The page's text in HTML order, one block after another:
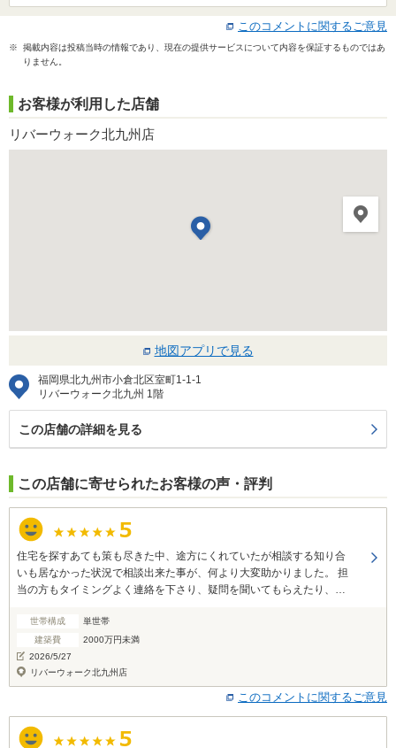
このコメントに関するご意見
※ 掲載内容は投稿当時の情報であり、現在の提供サービスについて内容を保証するものではあ
りません。
お客様が利用した店舗
リバーウォーク北九州店
地図アプリで見る
福岡県北九州市小倉北区室町1-1-1
リバーウォーク北九州 1階
この店舗の詳細を見る
この店舗に寄せられたお客様の声・評判
住宅を探すあても策も尽きた中、途方にくれていたが相談する知り合
いも居なかった状況で相談出来た事が、何より大変助かりました。 担
当の方もタイミングよく連絡を下さり、疑問を聞いてもらえたり、提
うございました。 お陰様で良い会社に出会い、安心して契約できまし
た。
世帯構成
単世帯
建築費
2000万円未満
2026/5/27
リバーウォーク北九州店
このコメントに関するご意見